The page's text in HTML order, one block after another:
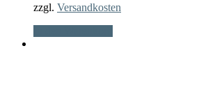
zzgl. Versandkosten